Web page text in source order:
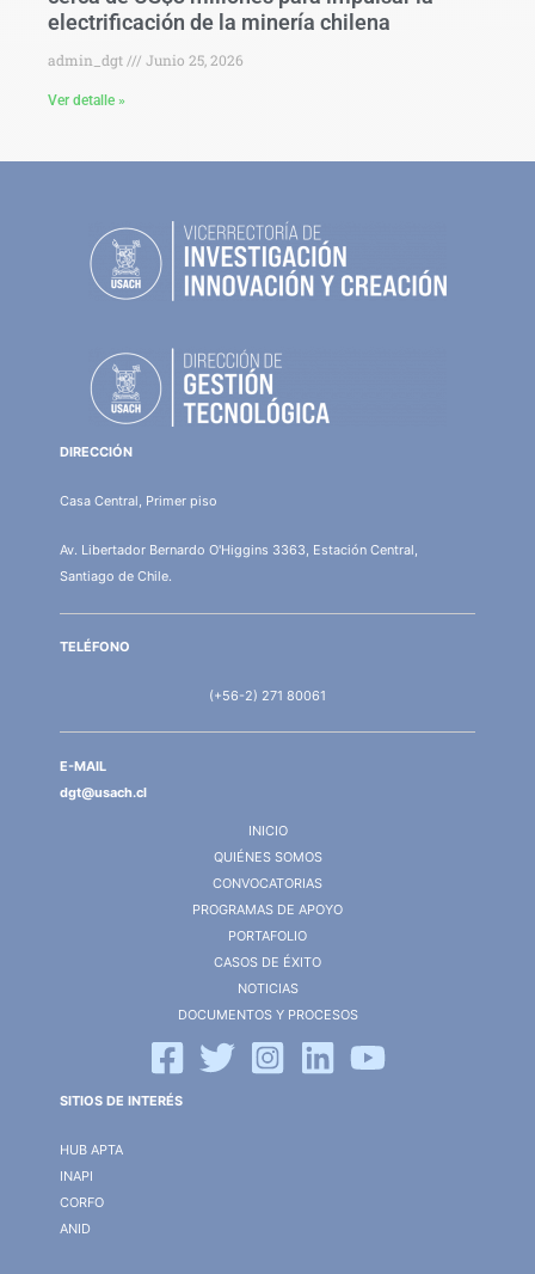
electrificación de la minería chilena
admin_dgt Junio 25, 2026
Ver detalle »
DIRECCIÓN
Casa Central, Primer piso
Av. Libertador Bernardo O'Higgins 3363, Estación Central,
Santiago de Chile.
TELÉFONO
(+56-2) 271 80061
E-MAIL
dgt@usach.cl
INICIO
QUIÉNES SOMOS
CONVOCATORIAS
PROGRAMAS DE APOYO
PORTAFOLIO
CASOS DE ÉXITO
NOTICIAS
DOCUMENTOS Y PROCESOS
SITIOS DE INTERÉS
HUB APTA
INAPI
CORFO
ANID